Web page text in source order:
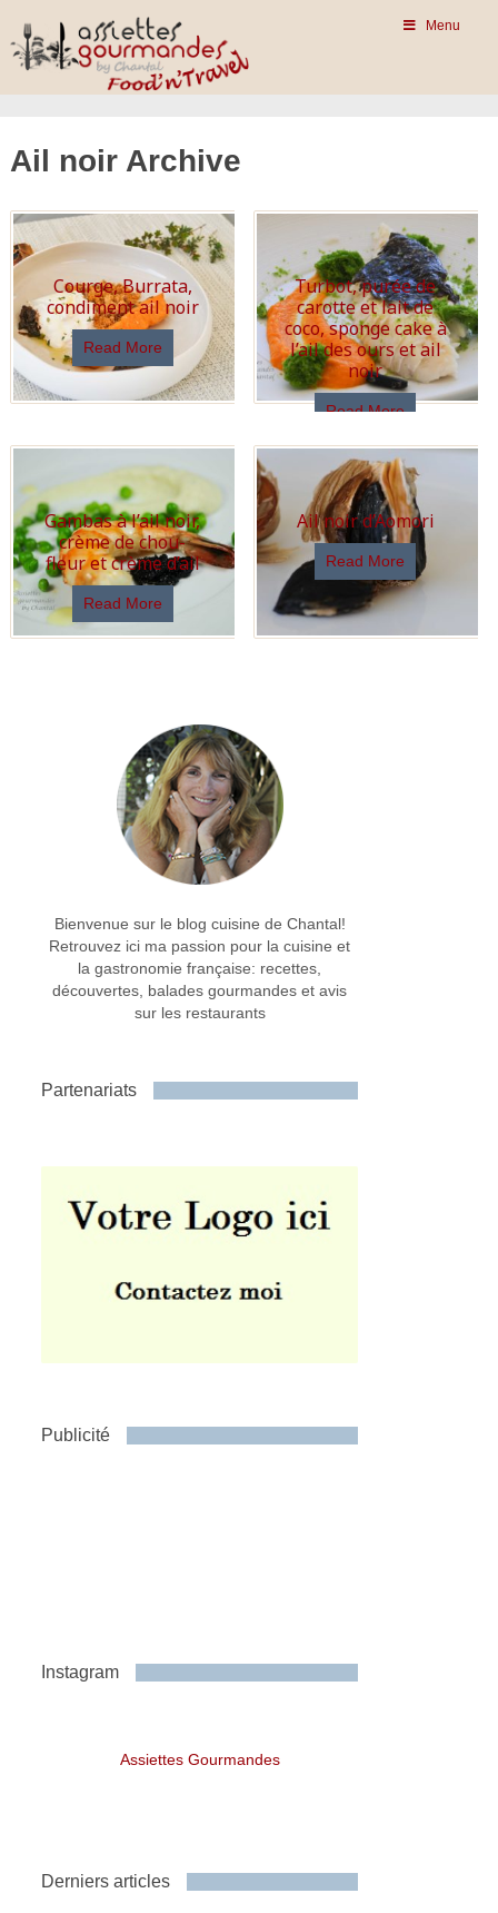
Menu
Ail noir Archive
Courge, Burrata,
condiment ail noir
Read More
Turbot, purée de
carotte et lait de
coco, sponge cake à
l’ail des ours et ail
noir
Read More
Gambas à l’ail noir,
crème de chou-
fleur et crème d’ail
Read More
Ail noir d’Aomori
Read More
Bienvenue sur le blog cuisine de Chantal!
Retrouvez ici ma passion pour la cuisine et
la gastronomie française: recettes,
découvertes, balades gourmandes et avis
sur les restaurants
Partenariats
Publicité
Instagram
Assiettes Gourmandes
Derniers articles